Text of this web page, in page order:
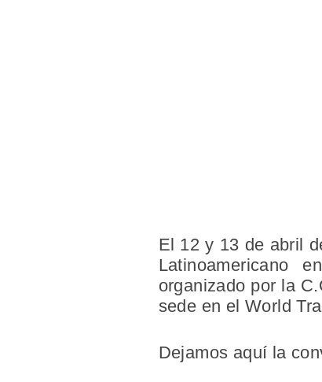
El 12 y 13 de abril
Latinoamericano
organizado por la
sede en el World
Dejamos aquí la